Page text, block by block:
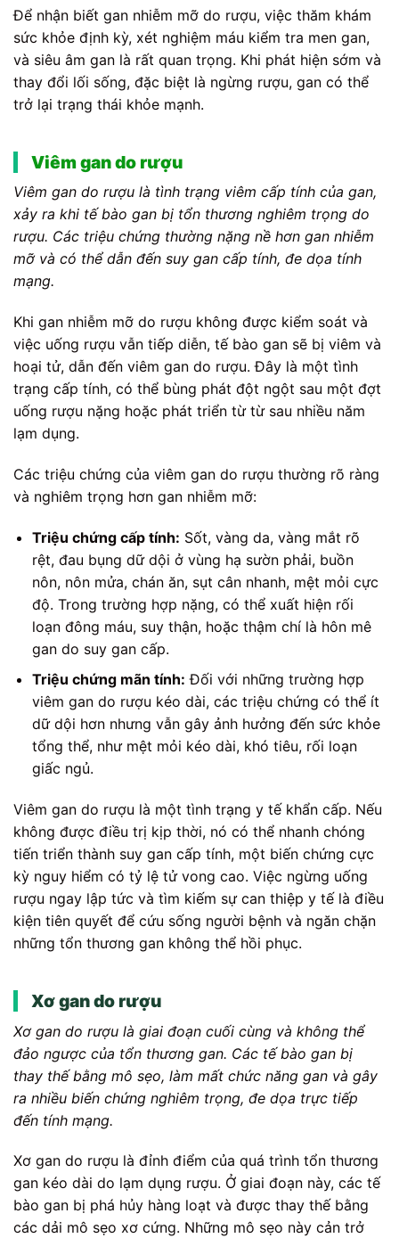
Để nhận biết gan nhiễm mỡ do rượu, việc thăm khám
sức khỏe định kỳ, xét nghiệm máu kiểm tra men gan,
và siêu âm gan là rất quan trọng. Khi phát hiện sớm và
thay đổi lối sống, đặc biệt là ngừng rượu, gan có thể
trở lại trạng thái khỏe mạnh.
Viêm gan do rượu
Viêm gan do rượu là tình trạng viêm cấp tính của gan,
xảy ra khi tế bào gan bị tổn thương nghiêm trọng do
rượu. Các triệu chứng thường nặng nề hơn gan nhiễm
mỡ và có thể dẫn đến suy gan cấp tính, đe dọa tính
mạng.
Khi gan nhiễm mỡ do rượu không được kiểm soát và
việc uống rượu vẫn tiếp diễn, tế bào gan sẽ bị viêm và
hoại tử, dẫn đến viêm gan do rượu. Đây là một tình
trạng cấp tính, có thể bùng phát đột ngột sau một đợt
uống rượu nặng hoặc phát triển từ từ sau nhiều năm
lạm dụng.
Các triệu chứng của viêm gan do rượu thường rõ ràng
và nghiêm trọng hơn gan nhiễm mỡ:
Triệu chứng cấp tính: Sốt, vàng da, vàng mắt rõ
rệt, đau bụng dữ dội ở vùng hạ sườn phải, buồn
nôn, nôn mửa, chán ăn, sụt cân nhanh, mệt mỏi cực
độ. Trong trường hợp nặng, có thể xuất hiện rối
loạn đông máu, suy thận, hoặc thậm chí là hôn mê
gan do suy gan cấp.
Triệu chứng mãn tính: Đối với những trường hợp
viêm gan do rượu kéo dài, các triệu chứng có thể ít
dữ dội hơn nhưng vẫn gây ảnh hưởng đến sức khỏe
tổng thể, như mệt mỏi kéo dài, khó tiêu, rối loạn
giấc ngủ.
Viêm gan do rượu là một tình trạng y tế khẩn cấp. Nếu
không được điều trị kịp thời, nó có thể nhanh chóng
tiến triển thành suy gan cấp tính, một biến chứng cực
kỳ nguy hiểm có tỷ lệ tử vong cao. Việc ngừng uống
rượu ngay lập tức và tìm kiếm sự can thiệp y tế là điều
kiện tiên quyết để cứu sống người bệnh và ngăn chặn
những tổn thương gan không thể hồi phục.
Xơ gan do rượu
Xơ gan do rượu là giai đoạn cuối cùng và không thể
đảo ngược của tổn thương gan. Các tế bào gan bị
thay thế bằng mô sẹo, làm mất chức năng gan và gây
ra nhiều biến chứng nghiêm trọng, đe dọa trực tiếp
đến tính mạng.
Xơ gan do rượu là đỉnh điểm của quá trình tổn thương
gan kéo dài do lạm dụng rượu. Ở giai đoạn này, các tế
bào gan bị phá hủy hàng loạt và được thay thế bằng
các dải mô sẹo xơ cứng. Những mô sẹo này cản trở